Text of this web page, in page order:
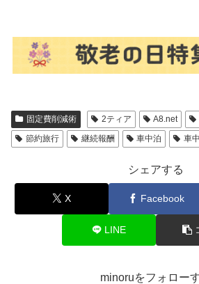
固定費削減術 2ティア A8.net
節約旅行
継続報酬 車中泊 車
シェアする
X Facebook
LINE
minoruをフォロー